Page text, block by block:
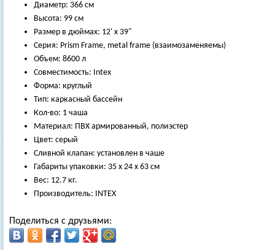
Диаметр: 366 см
Высота: 99 см
Размер в дюймах: 12' х 39"
Серия: Prism Frame, metal frame (взаимозаменяемы)
Объем: 8600 л
Совместимость: Intex
Форма: круглый
Тип: каркасный бассейн
Кол-во: 1 чаша
Материал: ПВХ армированный, полиэстер
Цвет: серый
Сливной клапан: установлен в чаше
Габариты упаковки: 35 х 24 х 63 см
Вес: 12.7 кг.
Производитель: INTEX
Поделиться с друзьями: